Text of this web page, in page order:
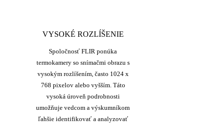
VYSOKÉ ROZLÍŠENIE
Spoločnosť FLIR ponúka
termokamery so snímačmi obrazu s
vysokým rozlíšením, často 1024 x
768 pixelov alebo vyšším. Táto
vysoká úroveň podrobnosti
umožňuje vedcom a výskumníkom
ľahšie identifikovať a analyzovať